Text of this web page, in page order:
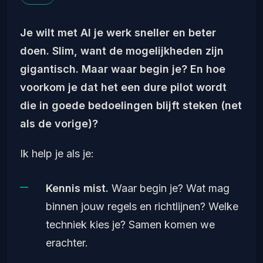
Je wilt met AI je werk sneller en beter
doen. Slim, want de mogelijkheden zijn
gigantisch. Maar waar begin je? En hoe
voorkom je dat het een dure pilot wordt
die in goede bedoelingen blijft steken (net
als de vorige)?
Ik help je als je:
Kennis mist. Waar begin je? Wat mag
binnen jouw regels en richtlijnen? Welke
techniek kies je? Samen komen we
erachter.